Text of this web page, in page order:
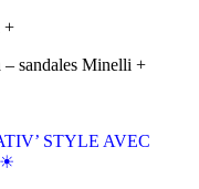
+
sandales Minelli +
STYLE AVEC
☀